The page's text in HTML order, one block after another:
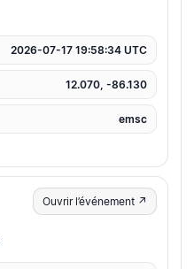
2026-07-17 19:58:34 UTC
12.070, -86.130
emsc
Ouvrir l’événement ↗